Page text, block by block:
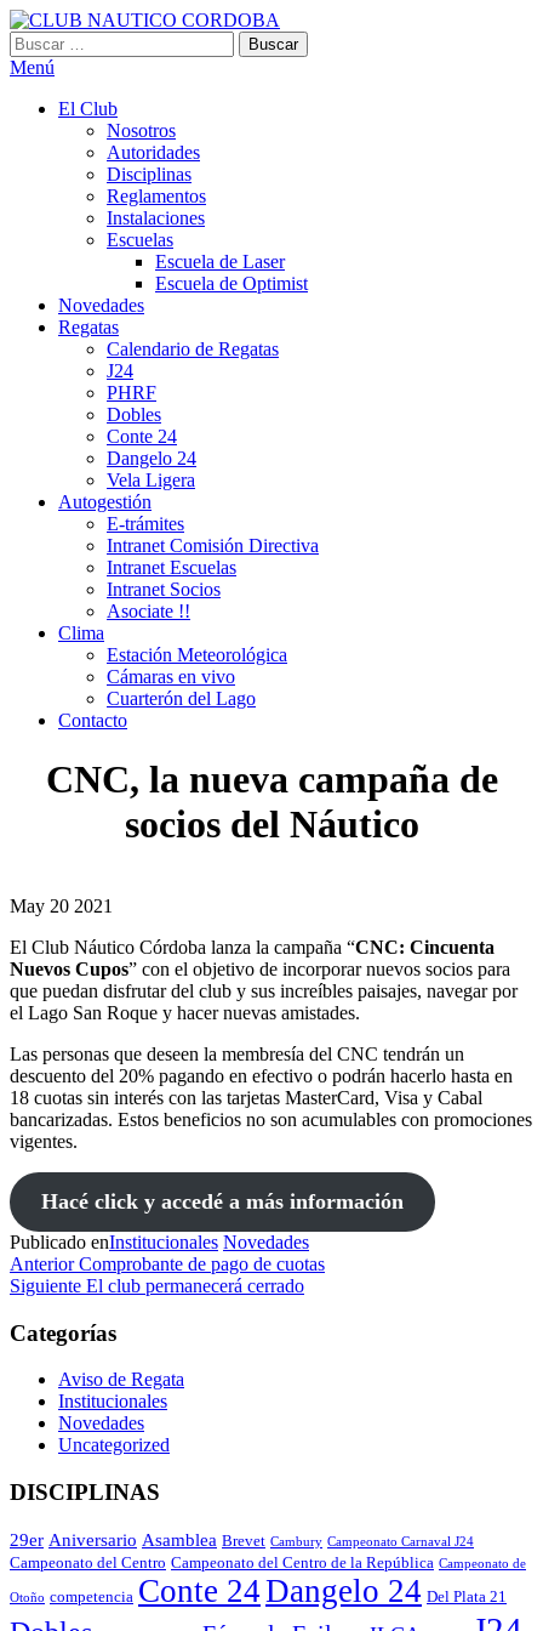
Saltar
al
contenido
CLUB NAUTICO CORDOBA
VILLA CARLOS PAZ
Buscar:
Menú
El Club
Nosotros
Autoridades
Disciplinas
Reglamentos
Instalaciones
Escuelas
Escuela de Laser
Escuela de Optimist​
Novedades
Regatas
Calendario de Regatas
J24
PHRF
Dobles
Conte 24
Dangelo 24
Vela Ligera
Autogestión
E-trámites
Intranet Comisión Directiva
Intranet Escuelas
Intranet Socios
Asociate !!
Clima
Estación Meteorológica
Cámaras en vivo
Cuarterón del Lago
Contacto
CNC, la nueva campaña de
socios del Náutico
May 20 2021
El Club Náutico Córdoba lanza la campaña “CNC: Cincuenta
Nuevos Cupos” con el objetivo de incorporar nuevos socios para
que puedan disfrutar del club y sus increíbles paisajes, navegar por
el Lago San Roque y hacer nuevas amistades.
Las personas que deseen la membresía del CNC tendrán un
descuento del 20% pagando en efectivo o podrán hacerlo hasta en
18 cuotas sin interés con las tarjetas MasterCard, Visa y Cabal
bancarizadas. Estos beneficios no son acumulables con promociones
vigentes.
Hacé click y accedé a más información
Publicado enInstitucionales Novedades
Navegación
de
entradas
Entrada
anterior
Anterior Comprobante de pago de cuotas
Entrada
Siguiente El club permanecerá cerrado
Categorías
Aviso de Regata
Institucionales
Novedades
Uncategorized
DISCIPLINAS
29er Aniversario Asamblea Brevet Cambury Campeonato Carnaval J24
Campeonato del Centro Campeonato del Centro de la República Campeonato de
Otoño competencia Conte 24Dangelo 24 Del Plata 21